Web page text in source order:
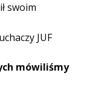
swoim
JUF
mówiliśmy